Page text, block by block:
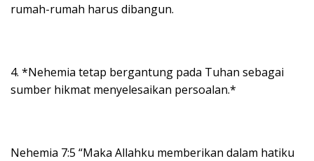
rumah-rumah harus dibangun.
4. *Nehemia tetap bergantung pada Tuhan sebagai
sumber hikmat menyelesaikan persoalan.*
Nehemia 7:5 “Maka Allahku memberikan dalam hatiku